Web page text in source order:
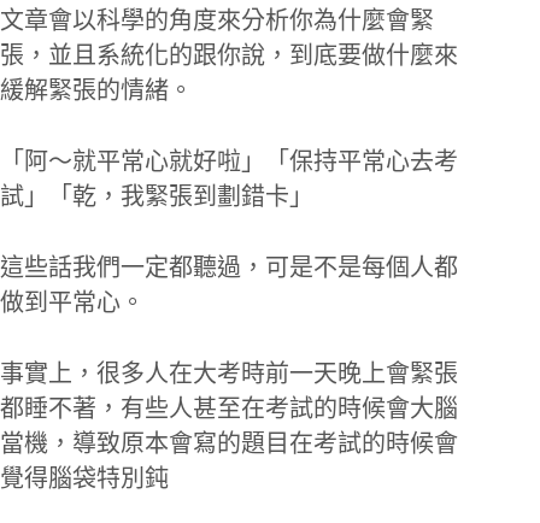
文章會以科學的角度來分析你為什麼會緊
張，並且系統化的跟你說，到底要做什麼來
緩解緊張的情緒。
「阿～就平常心就好啦」「保持平常心去考
試」「乾，我緊張到劃錯卡」
這些話我們一定都聽過，可是不是每個人都
做到平常心。
事實上，很多人在大考時前一天晚上會緊張
都睡不著，有些人甚至在考試的時候會大腦
當機，導致原本會寫的題目在考試的時候會
覺得腦袋特別鈍